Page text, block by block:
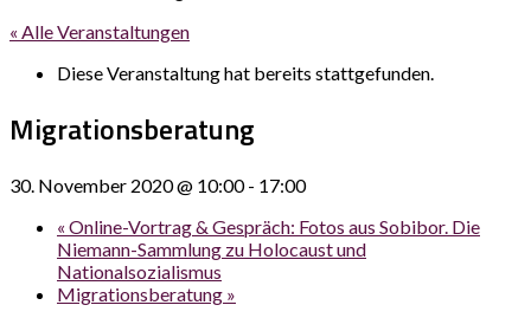
« Alle Veranstaltungen
Diese Veranstaltung hat bereits stattgefunden.
Migrationsberatung
30. November 2020 @ 10:00- 17:00
« Online-Vortrag & Gespräch: Fotos aus Sobibor. Die
Niemann-Sammlung zu Holocaust und
Nationalsozialismus
Migrationsberatung »